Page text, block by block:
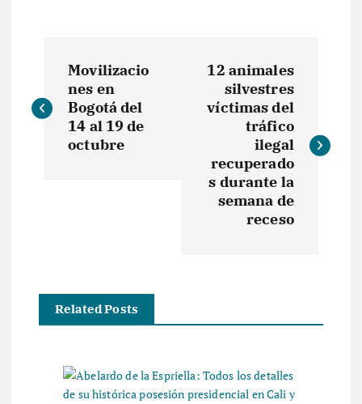
a
c
Movilizacio
nes en
Bogotá del
14 al 19 de
octubre
12 animales
silvestres
víctimas del
tráfico
ilegal
recuperado
s durante la
semana de
receso
Related Posts